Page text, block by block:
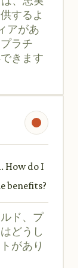
するよ
アがあ
ラチ
きます
How do I
benefits?
ド、プ
どうし
があり